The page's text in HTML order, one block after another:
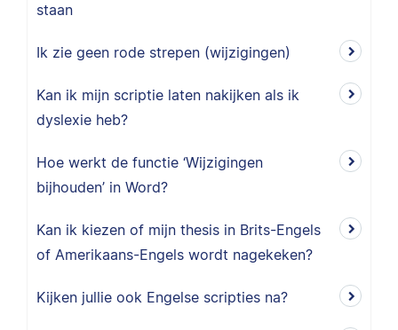
staan
Ik zie geen rode strepen (wijzigingen)
Kan ik mijn scriptie laten nakijken als ik
dyslexie heb?
Hoe werkt de functie ‘Wijzigingen
bijhouden’ in Word?
Kan ik kiezen of mijn thesis in Brits-Engels
of Amerikaans-Engels wordt nagekeken?
Kijken jullie ook Engelse scripties na?